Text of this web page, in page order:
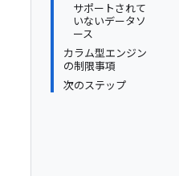
サポートされて
いないデータソ
ース
カラム型エンジン
の制限事項
次のステップ